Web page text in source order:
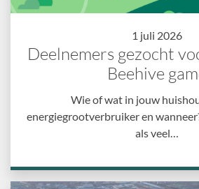
1 juli 2026
Deelnemers gezocht
Beehive
Wie of wat in jouw
energiegrootverbruiker en
als veel…